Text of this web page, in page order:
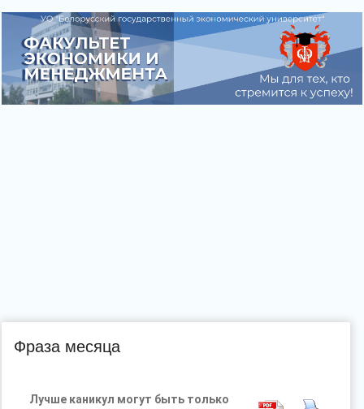
Фраза месяца
Лучше каникул могут быть только